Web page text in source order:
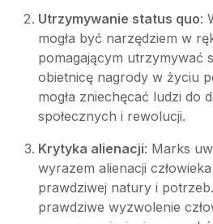
Utrzymywanie status quo:
mogła być narzędziem w
pomagającym utrzymywać
obietnicę nagrody w życiu
mogła zniechęcać ludzi do
społecznych i rewolucji.
Krytyka alienacji: Marks
wyrazem alienacji
prawdziwej natury i
prawdziwe wyzwolenie